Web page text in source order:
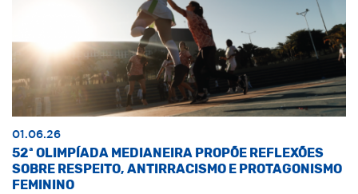
01.06.26
52ª OLIMPÍADA MEDIANEIRA PROPÕE REFLEXÕES
SOBRE RESPEITO, ANTIRRACISMO E PROTAGONISMO
FEMININO